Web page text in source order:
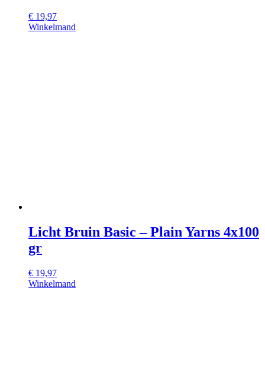
€ 19,97
Winkelmand
Licht Bruin Basic – Plain Yarns 4x100
gr
€ 19,97
Winkelmand